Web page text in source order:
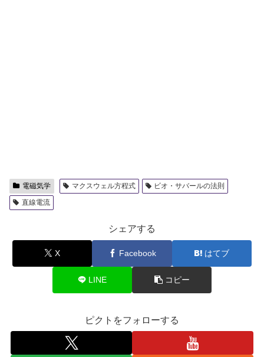
電磁気学 マクスウェル方程式
ビオ・サバールの法則
直線電流
シェアする
X Facebook はてブ
LINE コピー
ピクトをフォローする